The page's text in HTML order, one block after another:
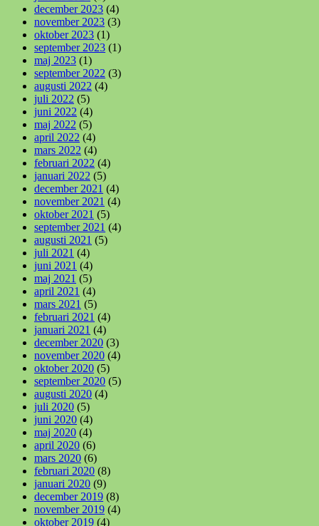
december 2023 (4)
november 2023 (3)
oktober 2023 (1)
september 2023 (1)
maj 2023 (1)
september 2022 (3)
augusti 2022 (4)
juli 2022 (5)
juni 2022 (4)
maj 2022 (5)
april 2022 (4)
mars 2022 (4)
februari 2022 (4)
januari 2022 (5)
december 2021 (4)
november 2021 (4)
oktober 2021 (5)
september 2021 (4)
augusti 2021 (5)
juli 2021 (4)
juni 2021 (4)
maj 2021 (5)
april 2021 (4)
mars 2021 (5)
februari 2021 (4)
januari 2021 (4)
december 2020 (3)
november 2020 (4)
oktober 2020 (5)
september 2020 (5)
augusti 2020 (4)
juli 2020 (5)
juni 2020 (4)
maj 2020 (4)
april 2020 (6)
mars 2020 (6)
februari 2020 (8)
januari 2020 (9)
december 2019 (8)
november 2019 (4)
oktober 2019 (4)